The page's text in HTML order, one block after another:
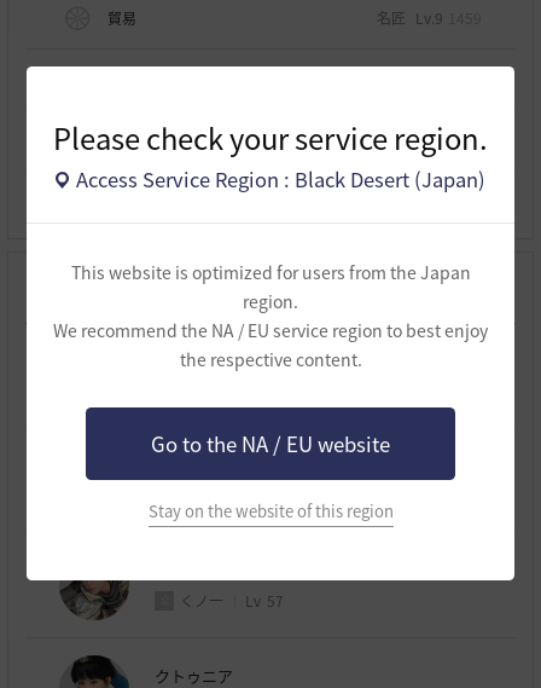
Please check your service region.
Access Service Region : Black Desert (Japan)
This website is optimized for users from the Japan
region.
We recommend the NA / EU service region to best enjoy
the respective content.
Go to the NA / EU website
Stay on the website of this region
貿易 名匠 Lv.9
航海 職人 Lv.3 1379
作成したキャラクター
メスティス 代表キャラクター
くノ一 Lv 57
クトゥニア